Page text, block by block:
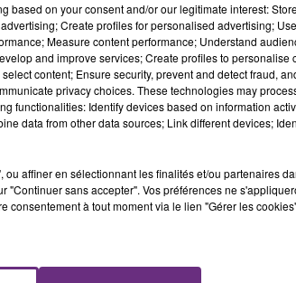
DU TRAVAIL RAPPELLE À
LES CONDITIONS DE...
en profite pour rappeler
based on your consent and/or our legitimate interest:
Create profiles for personalised advertising;
Measure content performance; Understand
and improve services; Create profiles to personalise
content; Ensure security, prevent and detect fraud,
privacy choices. These technologies may
functionalities: Identify devices based on information
data from other data sources; Link different devices;
affiner en sélectionnant les finalités et/ou partenaires
"Continuer sans accepter". Vos préférences ne
consentement à tout moment via le lien "Gérer les